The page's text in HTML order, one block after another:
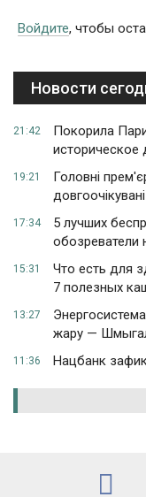
Войдите, чтобы
Новости
21:42
Покорила
историческое
19:21
Головні
17:34
5 лучших
обозреватели
15:31
Что есть для
7 полезных
13:27
жару —
11:36 Нацбанк